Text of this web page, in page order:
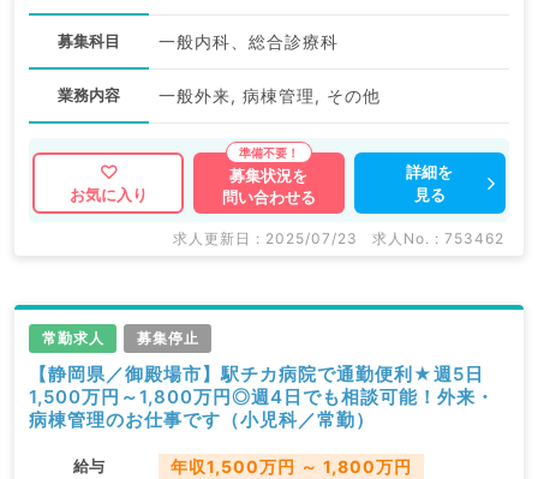
募集科目 一般内科、総合診療科
業務内容 一般外来, 病棟管理, その他
お気に入り
募集状況を
問い合わせる
詳細を
見る
求人更新日 : 2025/07/23 求人No. : 753462
常勤求人 募集停止
【静岡県／御殿場市】駅チカ病院で通勤便利★週5日
1,500万円～1,800万円◎週4日でも相談可能！外来・
病棟管理のお仕事です（小児科／常勤）
給与 年収1,500万円 ～ 1,800万円